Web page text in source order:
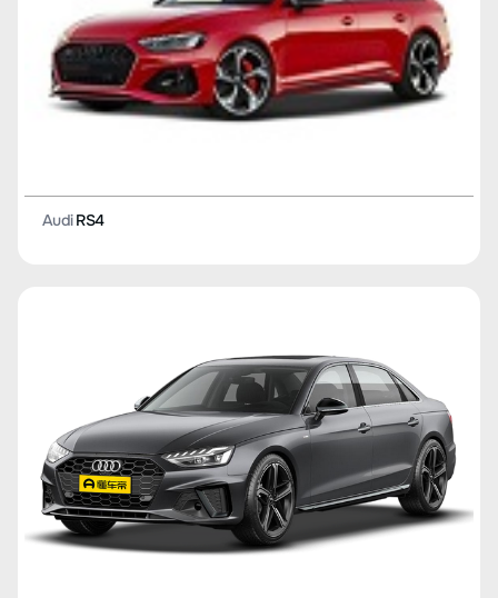
AudiRS4